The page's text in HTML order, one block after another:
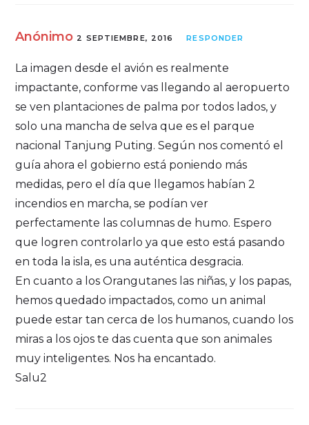
Anónimo 2 SEPTIEMBRE, 2016 RESPONDER
La imagen desde el avión es realmente
impactante, conforme vas llegando al aeropuerto
se ven plantaciones de palma por todos lados, y
solo una mancha de selva que es el parque
nacional Tanjung Puting. Según nos comentó el
guía ahora el gobierno está poniendo más
medidas, pero el día que llegamos habían 2
incendios en marcha, se podían ver
perfectamente las columnas de humo. Espero
que logren controlarlo ya que esto está pasando
en toda la isla, es una auténtica desgracia.
En cuanto a los Orangutanes las niñas, y los papas,
hemos quedado impactados, como un animal
puede estar tan cerca de los humanos, cuando los
miras a los ojos te das cuenta que son animales
muy inteligentes. Nos ha encantado.
Salu2